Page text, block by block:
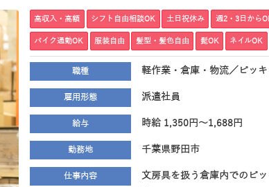
高収入・高額 シフト自由相談OK 土日祝休み 週2・3日から
バイク通勤OK 服装自由 髪型・髪色自由 髭OK ネイルOK
職種 軽作業・倉庫・物流／ピッ
雇用形態 派遣社員
給与 時給 1,350円～1,688円
勤務地 千葉県野田市
仕事内容
文房具を扱う倉庫内でのピ